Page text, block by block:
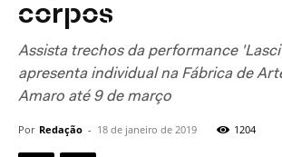
corpos
Assista trechos da performance
apresenta individual na Fábrica de
Amaro até 9 de março
Por Redação - 18 de janeiro de 2019 1204